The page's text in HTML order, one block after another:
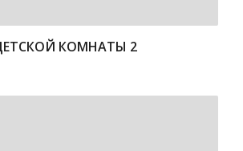
КОМНАТЫ 2